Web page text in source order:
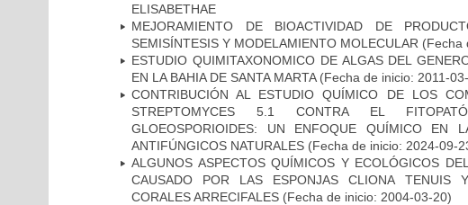
ELISABETHAE
MEJORAMIENTO DE BIOACTIVIDAD DE
SEMISÍNTESIS Y MODELAMIENTO MOLECULAR (Fecha
ESTUDIO QUIMITAXONOMICO DE ALGAS DEL
EN LA BAHIA DE SANTA MARTA(Fecha de inicio: 2011-
CONTRIBUCIÓN AL ESTUDIO QUÍMICO DE LOS
STREPTOMYCES 5.1 CONTRA EL
GLOEOSPORIOIDES: UN ENFOQUE QUÍMICO EN
ANTIFÚNGICOS NATURALES (Fecha de inicio: 2024-09-
ALGUNOS ASPECTOS QUÍMICOS Y ECOLÓGICOS
CAUSADO POR LAS ESPONJAS CLIONA TENUIS
CORALES ARRECIFALES (Fecha de inicio: 2004-03-20)